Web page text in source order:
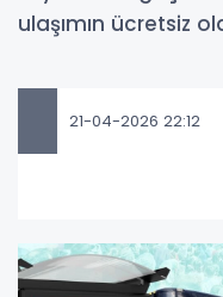
ulaşımın ücretsiz
21-04-2026 22:12